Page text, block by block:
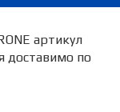
артикул
доставимо по